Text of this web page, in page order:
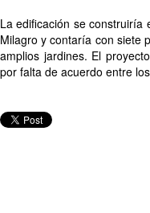
La edificación se construiría
Milagro y contaría con siete
amplios jardines. El
por falta de acuerdo entre